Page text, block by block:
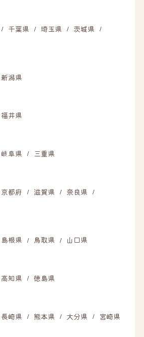
/ 千葉県 / 埼玉県 / 茨城県 /
新潟県
福井県
岐阜県 / 三重県
京都府 / 滋賀県 / 奈良県 /
島根県 / 鳥取県 / 山口県
高知県 / 徳島県
長崎県 / 熊本県 / 大分県 / 宮崎県